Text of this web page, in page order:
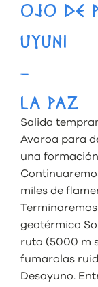
OJO DE
UYUNI
–
LA PAZ
Salida
Avaroa para
una
miles de
geotérmico
ruta (5000 m
fumarolas
Desayuno.